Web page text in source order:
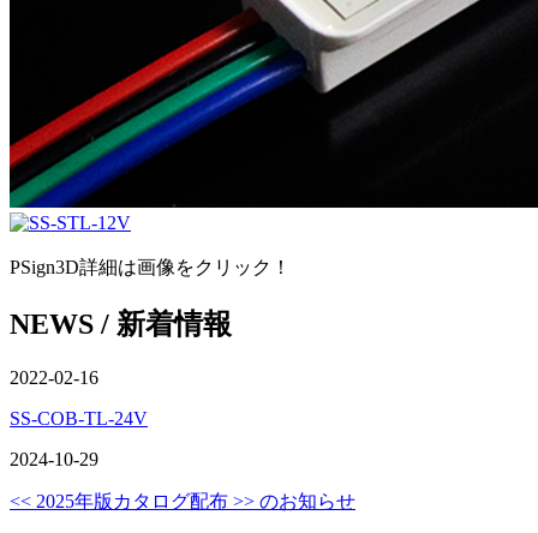
PSign3D詳細は画像をクリック！
NEWS / 新着情報
2022-02-16
SS-COB-TL-24V
2024-10-29
<< 2025年版カタログ配布 >> のお知らせ